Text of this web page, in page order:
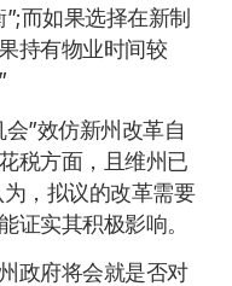
而如果选择在新制
持有物业时间较
”效仿新州改革自
税方面，且维州已
，拟议的改革需要
证实其积极影响。
政府将会就是否对